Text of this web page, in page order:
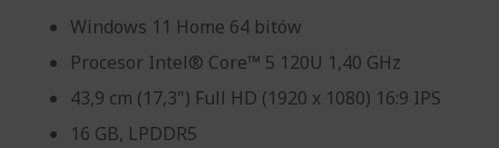
Windows 11 Home 64 bitów
Procesor Intel® Core™ 5 120U 1,40 GHz
43,9 cm (17,3") Full HD (1920 x 1080) 16:9 IPS
16 GB, LPDDR5